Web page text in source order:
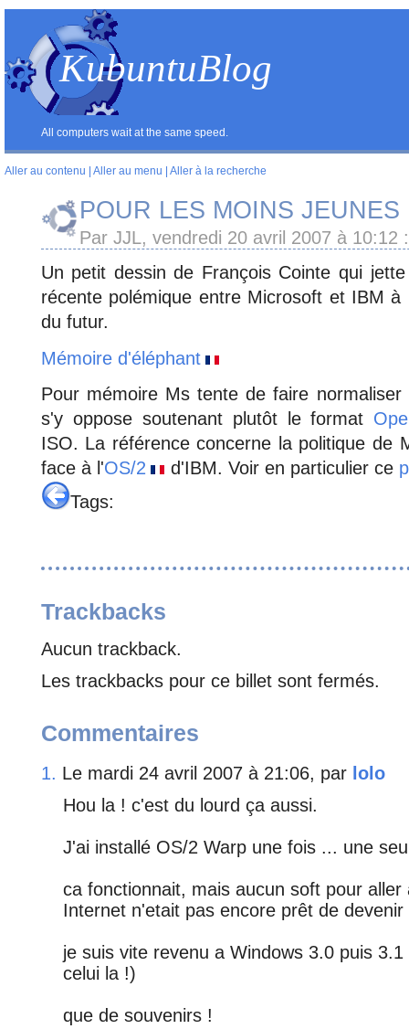
KubuntuBlog
All computers wait at the same speed.
Aller au contenu Aller au menu Aller à la recherche
POUR LES MOINS
Par JJL, vendredi 20 avril 2007 à 10:12
Un petit dessin de François Cointe qui
récente polémique entre Microsoft et IBM
du futur.
Mémoire d'éléphant
Pour mémoire Ms tente de faire
s'y oppose soutenant plutôt le format
ISO. La référence concerne la politique de
face à l'OS/2 d'IBM. Voir en particulier ce
Tags:
Trackbacks
Aucun trackback.
Les trackbacks pour ce billet sont fermés.
Commentaires
1. Le mardi 24 avril 2007 à 21:06, par lolo
Hou la ! c'est du lourd ça aussi.
J'ai installé OS/2 Warp une fois ... une
ca fonctionnait, mais aucun soft pour
Internet n'etait pas encore prêt de
je suis vite revenu a Windows 3.0 puis
celui la !)
que de souvenirs !